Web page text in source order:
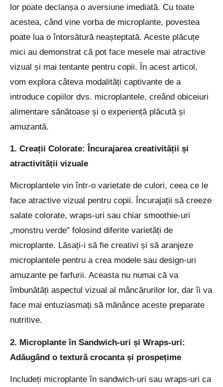
lor poate declanșa o aversiune imediată. Cu toate
acestea, când vine vorba de microplante, povestea
poate lua o întorsătură neașteptată. Aceste plăcuțe
mici au demonstrat că pot face mesele mai atractive
vizual și mai tentante pentru copii. În acest articol,
vom explora câteva modalități captivante de a
introduce copiilor dvs. microplantele, creând obiceiuri
alimentare sănătoase și o experiență plăcută și
amuzantă.
1. Creații Colorate: Încurajarea creativității și
atractivității vizuale
Microplantele vin într-o varietate de culori, ceea ce le
face atractive vizual pentru copii. Încurajații să creeze
salate colorate, wraps-uri sau chiar smoothie-uri
„monstru verde” folosind diferite varietăți de
microplante. Lăsați-i să fie creativi și să aranjeze
microplantele pentru a crea modele sau design-uri
amuzante pe farfurii. Aceasta nu numai că va
îmbunătăți aspectul vizual al mâncărurilor lor, dar îi va
face mai entuziasmați să mănânce aceste preparate
nutritive.
2. Microplante în Sandwich-uri și Wraps-uri:
Adăugând o textură crocanta și prospețime
Includeți microplante în sandwich-uri sau wraps-uri ca